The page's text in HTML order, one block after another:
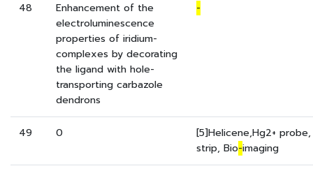
48
Enhancement of the
electroluminescence
properties of iridium-
complexes by decorating
the ligand with hole-
transporting carbazole
dendrons
-
49 0
[5]Helicene,Hg2+
strip, Bio-imaging